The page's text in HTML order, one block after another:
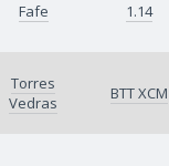
Fafe 1.14
Torres
Vedras
BTT XCM